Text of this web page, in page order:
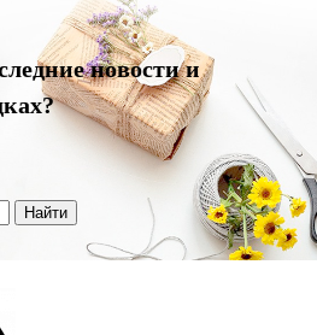
новости и
Найти